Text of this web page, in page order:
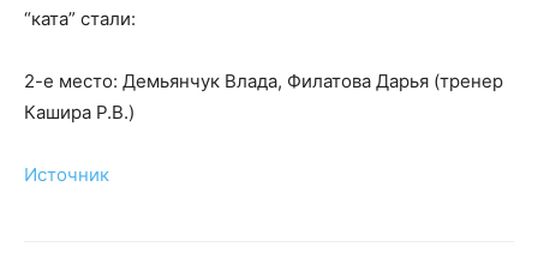
“ката” стали:
2-е место: Демьянчук Влада, Филатова Дарья (тренер
Кашира Р.В.)
Источник